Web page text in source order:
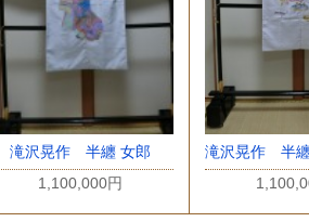
滝沢晃作 半纏 女郎
1,100,000円
滝沢晃作 半